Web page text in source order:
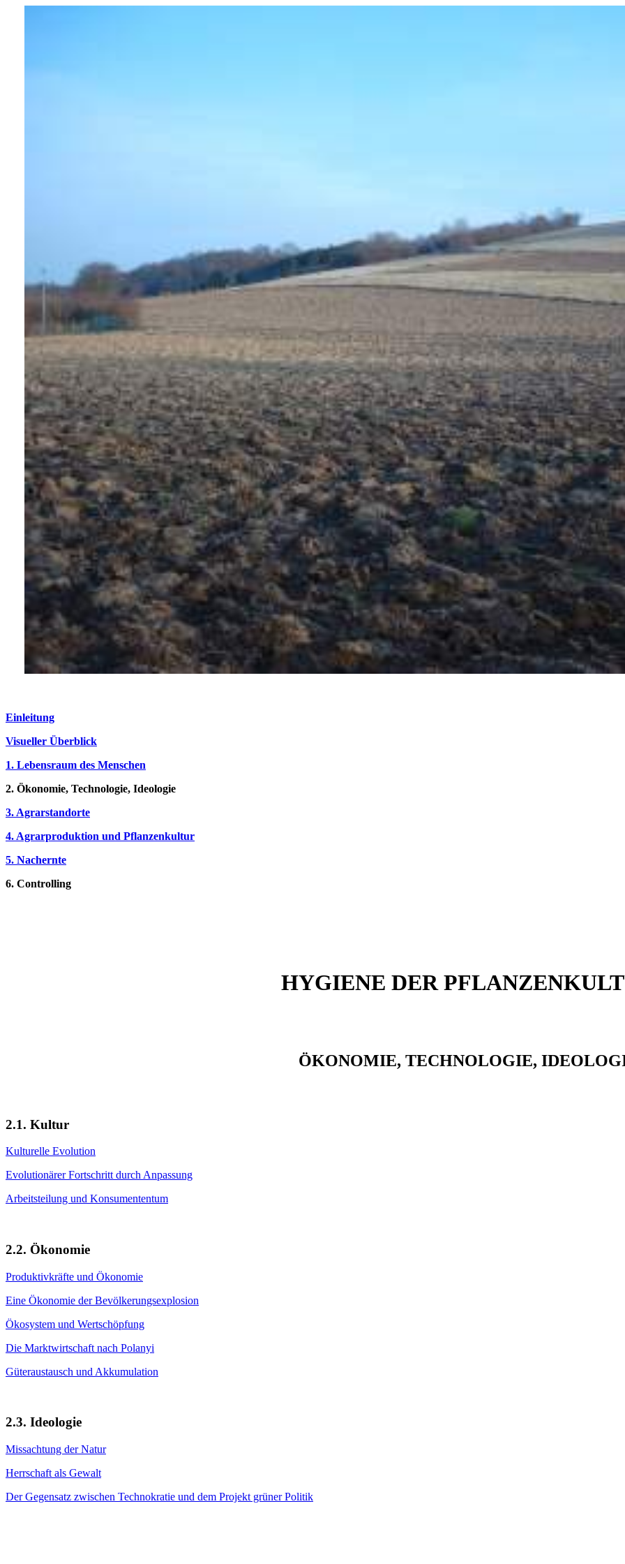
Einleitung
Visueller Überblick
1. Lebensraum des Menschen
2. Ökonomie, Technologie, Ideologie
3. Agrarstandorte
4. Agrarproduktion und Pflanzenkultur
5. Nachernte
6. Controlling
HYGIENE DER
ÖKONOMIE, TECHNOLOGIE,
2.1. Kultur
Kulturelle Evolution
Evolutionärer Fortschritt durch Anpassung
Arbeitsteilung und Konsumententum
2.2. Ökonomie
Produktivkräfte und Ökonomie
Eine Ökonomie der Bevölkerungsexplosion
Ökosystem und Wertschöpfung
Die Marktwirtschaft nach Polanyi
Güteraustausch und Akkumulation
2.3. Ideologie
Missachtung der Natur
Herrschaft als Gewalt
Der Gegensatz zwischen Technokratie und dem Projekt grüner Politik